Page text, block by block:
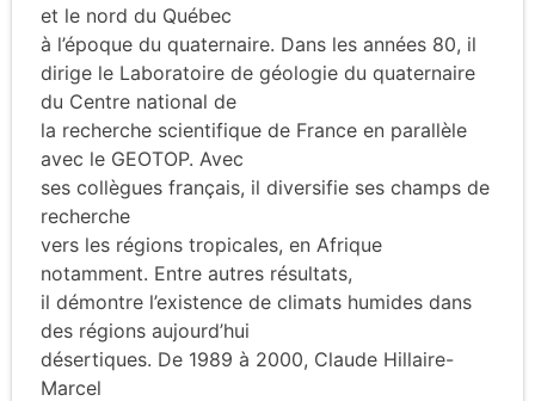
et le nord du Québec
à l’époque du quaternaire. Dans les années 80, il
dirige le Laboratoire de géologie du quaternaire
du Centre national de
la recherche scientifique de France en parallèle
avec le GEOTOP. Avec
ses collègues français, il diversifie ses champs de
recherche
vers les régions tropicales, en Afrique
notamment. Entre autres résultats,
il démontre l’existence de climats humides dans
des régions aujourd’hui
désertiques. De 1989 à 2000, Claude Hillaire-
Marcel